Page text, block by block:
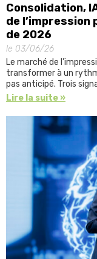
Consolidation,
de l’impression
de 2026
le 03/06/26
Le marché de
transformer à un
pas anticipé. Trois
Lire la suite »